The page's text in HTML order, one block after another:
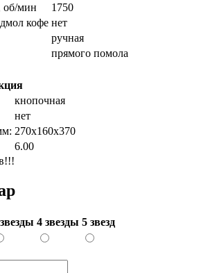
об/мин
1750
кофе нет
ручная
прямого помола
кнопочная
нет
270х160х370
6.00
4 звезды 5 звезд